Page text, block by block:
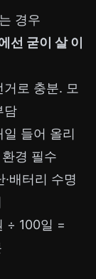
경우
선 굳이 살 이
거로 충분. 모
담
들어 올리
경 필수
배터리 수명
÷ 100일 =